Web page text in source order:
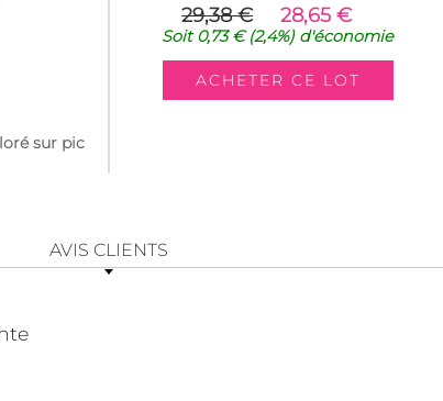
sur pic
29,38 € 28,65 €
Soit0,73 €(2,4%) d'économie
AVIS CLIENTS